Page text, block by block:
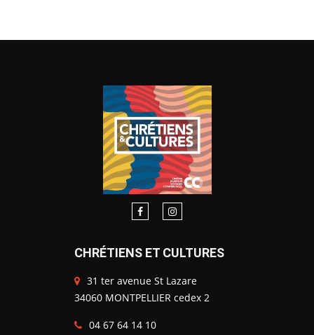
CHRÉTIENS ET CULTURES
31 ter avenue St Lazare
34060 MONTPELLIER cedex 2
04 67 64 14 10